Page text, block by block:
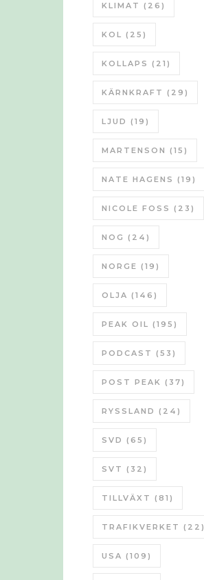
KLIMAT (26)
KOL (25)
KOLLAPS (21)
KÄRNKRAFT (29)
LJUD (19)
MARTENSON (15)
NATE HAGENS (19)
NICOLE FOSS (23)
NOG (24)
NORGE (19)
OLJA (146)
PEAK OIL (195)
PODCAST (53)
POST PEAK (37)
RYSSLAND (24)
SVD (65)
SVT (32)
TILLVÄXT (81)
TRAFIKVERKET (22)
USA (109)